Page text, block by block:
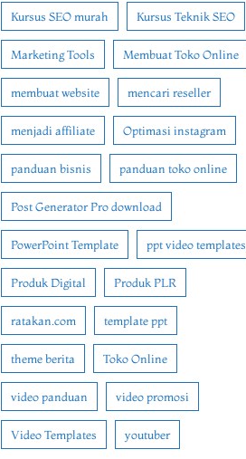
Kursus SEO murah Kursus Teknik SEO
Marketing Tools Membuat Toko Online
membuat website mencari reseller
menjadi affiliate Optimasi instagram
panduan bisnis panduan toko online
Post Generator Pro download
PowerPoint Template ppt video templates
Produk Digital Produk PLR
ratakan.com template ppt
theme berita Toko Online
video panduan video promosi
Video Templates youtuber